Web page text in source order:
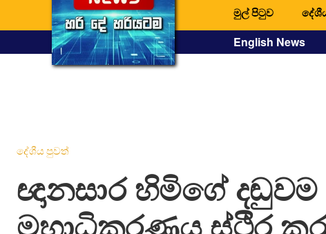
මුල් පිටුව
English News
දේශීය පුවත්
ඥානසාර හිමිගේ දඬුවම